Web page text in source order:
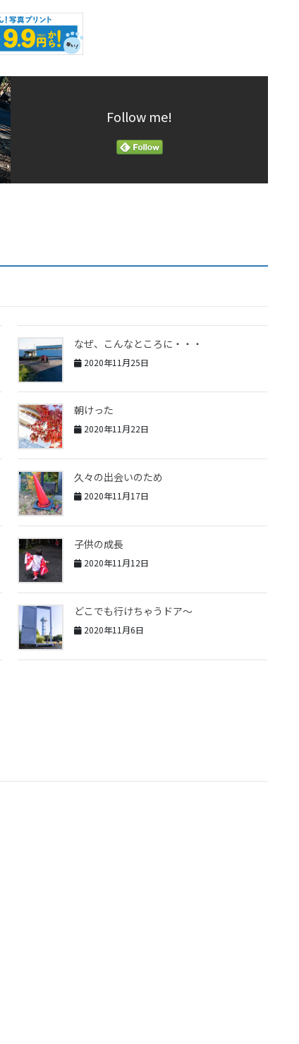
Follow me!
なぜ、こんなところに・・・
2020年11月25日
朝けった
2020年11月22日
久々の出会いのため
2020年11月17日
子供の成長
2020年11月12日
どこでも行けちゃうドア〜
2020年11月6日